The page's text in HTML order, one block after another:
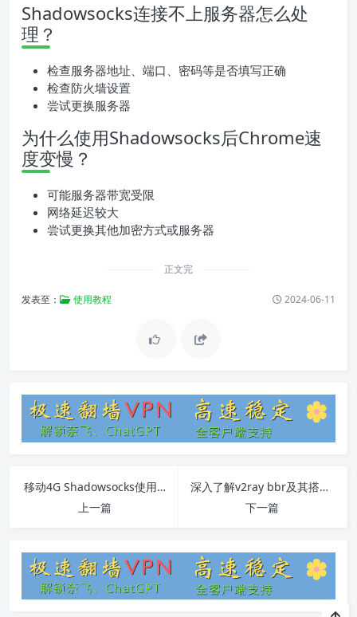
Shadowsocks连接不上服务器怎么处
理？
检查服务器地址、端口、密码等是否填写正确
检查防火墙设置
尝试更换服务器
为什么使用Shadowsocks后Chrome速
度变慢？
可能服务器带宽受限
网络延迟较大
尝试更换其他加密方式或服务器
正文完
发表至： 使用教程 2024-06-11
移动4G Shadowsocks使用教程
上一篇
深入了解v2ray bbr及其搭配方法
下一篇